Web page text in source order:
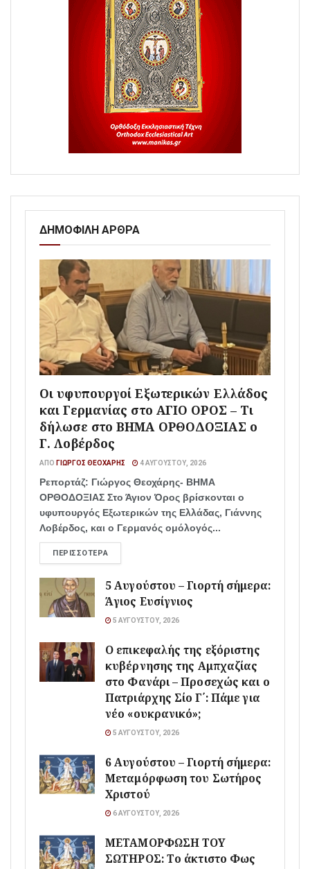
ΔΗΜΟΦΙΛΗ ΑΡΘΡΑ
Οι υφυπουργοί Εξωτερικών Ελλάδος
και Γερμανίας στο ΑΓΙΟ ΟΡΟΣ – Τι
δήλωσε στο ΒΗΜΑ ΟΡΘΟΔΟΞΙΑΣ ο
Γ. Λοβέρδος
ΑΠΌ ΓΙΏΡΓΟΣ ΘΕΟΧΆΡΗΣ 4 ΑΥΓΟΎΣΤΟΥ, 2026
Ρεπορτάζ: Γιώργος Θεοχάρης- ΒΗΜΑ
ΟΡΘΟΔΟΞΙΑΣ Στο Άγιον Όρος βρίσκονται ο
υφυπουργός Εξωτερικών της Ελλάδας, Γιάννης
Λοβέρδος, και ο Γερμανός ομόλογός...
ΠΕΡΙΣΣΌΤΕΡΑ
5 Αυγούστου – Γιορτή σήμερα:
Άγιος Ευσίγνιος
5 ΑΥΓΟΎΣΤΟΥ, 2026
Ο επικεφαλής της εξόριστης
κυβέρνησης της Αμπχαζίας
στο Φανάρι – Προσεχώς και ο
Πατριάρχης Σίο Γ΄: Πάμε για
νέο «ουκρανικό»;
5 ΑΥΓΟΎΣΤΟΥ, 2026
6 Αυγούστου – Γιορτή σήμερα:
Μεταμόρφωση του Σωτήρος
Χριστού
6 ΑΥΓΟΎΣΤΟΥ, 2026
ΜΕΤΑΜΟΡΦΩΣΗ ΤΟΥ
ΣΩΤΗΡΟΣ: Το άκτιστο Φως